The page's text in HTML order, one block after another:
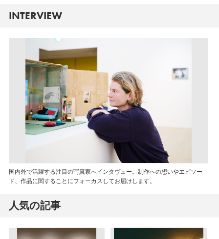
INTERVIEW
国内外で活躍する注目の写真家へインタヴュー。制作への想いやエピソー
ド、作品に関することにフォーカスしてお届けします。
人気の記事